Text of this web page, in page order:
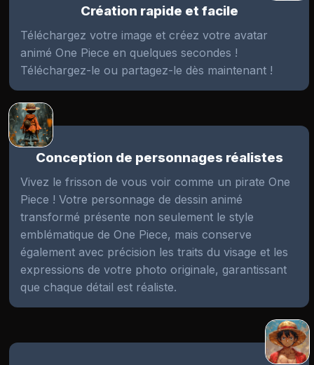
Création rapide et facile
Téléchargez votre image et créez votre avatar
animé One Piece en quelques secondes !
Téléchargez-le ou partagez-le dès maintenant !
Conception de personnages réalistes
Vivez le frisson de vous voir comme un pirate One
Piece ! Votre personnage de dessin animé
transformé présente non seulement le style
emblématique de One Piece, mais conserve
également avec précision les traits du visage et les
expressions de votre photo originale, garantissant
que chaque détail est réaliste.